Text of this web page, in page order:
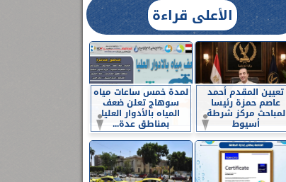
الأعلى قراءة
تعيين المقدم أحمد
عاصم حمزة رئيسا
لمباحث مركز شرطة
أسيوط
لمدة خمس ساعات مياه
سوهاج تعلن ضعف
المياه بالأدوار العليا
بمناطق عدة...